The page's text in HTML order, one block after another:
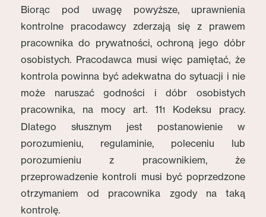
Biorąc pod uwagę powyższe, uprawnienia
kontrolne pracodawcy zderzają się z prawem
pracownika do prywatności, ochroną jego dóbr
osobistych. Pracodawca musi więc pamiętać, że
kontrola powinna być adekwatna do sytuacji i nie
może naruszać godności i dóbr osobistych
pracownika, na mocy art. 111
Kodeksu pracy.
Dlatego słusznym jest postanowienie w
porozumieniu, regulaminie, poleceniu lub
porozumieniu z pracownikiem, że
przeprowadzenie kontroli musi być poprzedzone
otrzymaniem od pracownika zgody na taką
kontrolę.